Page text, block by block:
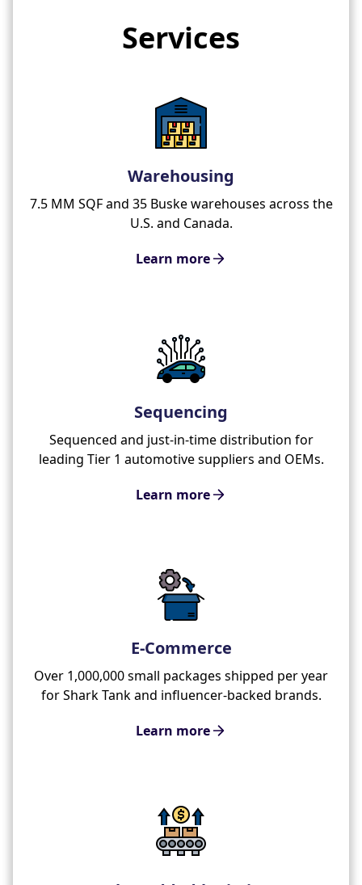
Services
Warehousing
7.5 MM SQF and 35 Buske warehouses across the
U.S. and Canada.
Learn more
Sequencing
Sequenced and just-in-time distribution for
leading Tier 1 automotive suppliers and OEMs.
Learn more
E-Commerce
Over 1,000,000 small packages shipped per year
for Shark Tank and influencer-backed brands.
Learn more